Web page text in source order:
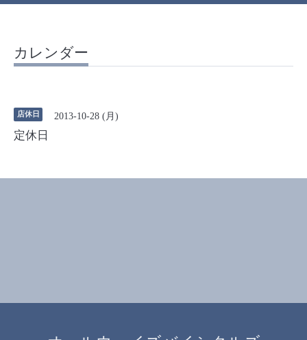
カレンダー
店休日 2013-10-28 (月)
定休日